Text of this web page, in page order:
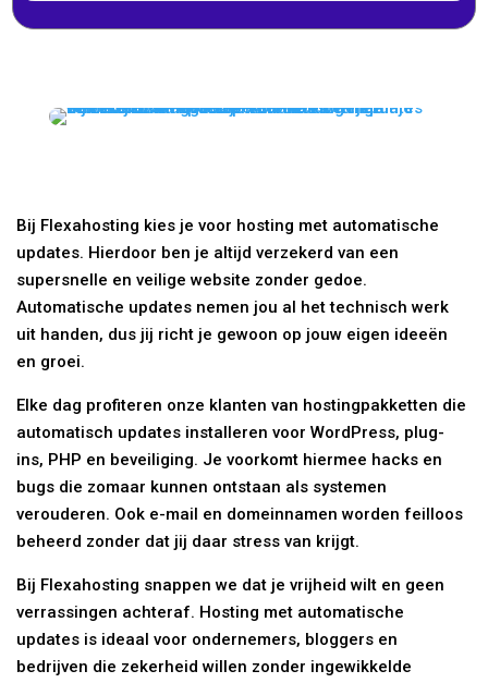
Bij Flexahosting kies je voor hosting met automatische
updates. Hierdoor ben je altijd verzekerd van een
supersnelle en veilige website zonder gedoe.
Automatische updates nemen jou al het technisch werk
uit handen, dus jij richt je gewoon op jouw eigen ideeën
en groei.
Elke dag profiteren onze klanten van hostingpakketten die
automatisch updates installeren voor WordPress, plug-
ins, PHP en beveiliging. Je voorkomt hiermee hacks en
bugs die zomaar kunnen ontstaan als systemen
verouderen. Ook e-mail en domeinnamen worden feilloos
beheerd zonder dat jij daar stress van krijgt.
Bij Flexahosting snappen we dat je vrijheid wilt en geen
verrassingen achteraf. Hosting met automatische
updates is ideaal voor ondernemers, bloggers en
bedrijven die zekerheid willen zonder ingewikkelde